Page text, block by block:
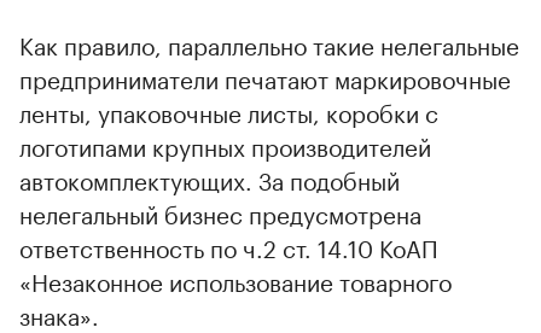
Как правило, параллельно такие нелегальные
предприниматели печатают маркировочные
ленты, упаковочные листы, коробки с
логотипами крупных производителей
автокомплектующих. За подобный
нелегальный бизнес предусмотрена
ответственность по ч.2 ст. 14.10 КоАП
«Незаконное использование товарного
знака».